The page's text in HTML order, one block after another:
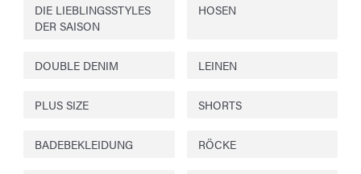
DIE LIEBLINGSSTYLES
DER SAISON
HOSEN
DOUBLE DENIM LEINEN
PLUS SIZE SHORTS
BADEBEKLEIDUNG RÖCKE